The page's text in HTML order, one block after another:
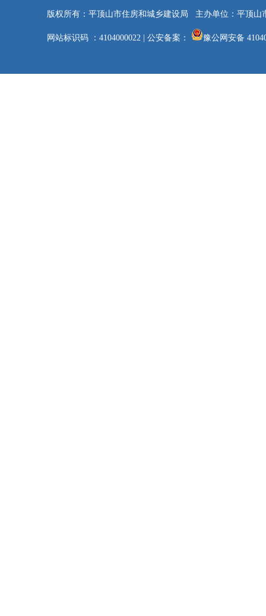
版权所有：平顶山市住房和城乡建设局 主办单位：平顶山
网站标识码 ：4104000022| 公安备案： 豫公网安备